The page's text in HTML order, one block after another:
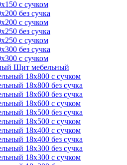
с сучком
без сучка
с сучком
без сучка
с сучком
без сучка
с сучком
Щит мебельный
18х800 с сучком
18х800 без сучка
18х600 без сучка
18х600 с сучком
18х500 без сучка
18х500 с сучком
18х400 с сучком
18х400 без сучка
18х300 без сучка
18х300 с сучком